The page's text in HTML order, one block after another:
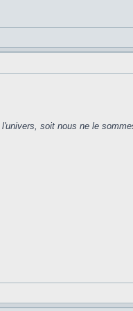
soit nous ne le